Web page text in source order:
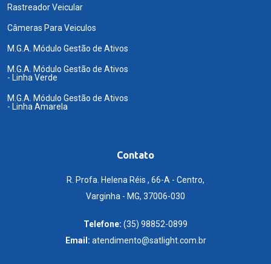
Rastreador Veicular
Câmeras Para Veiculos
M.G.A. Módulo Gestão de Ativos
M.G.A. Módulo Gestão de Ativos
- Linha Verde
M.G.A. Módulo Gestão de Ativos
- Linha Amarela
Contato
R. Profa. Helena Réis , 66-A - Centro,
Varginha - MG, 37006-030
Telefone: (35) 98852-0899
Email: atendimento@satlight.com.br